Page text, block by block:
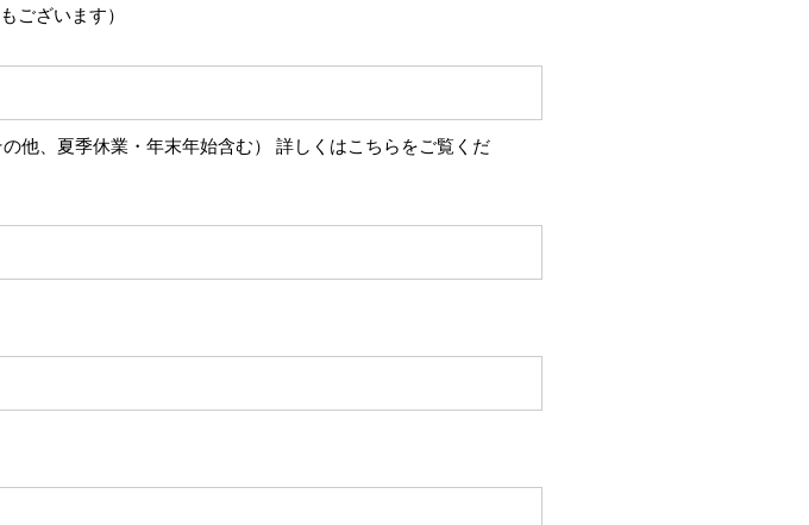
ございます）
他、夏季休業・年末年始含む） 詳しくはこちらをご覧くだ